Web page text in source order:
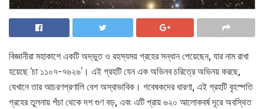
বিজ্ঞানীরা মহাকাশে একটি অদ্ভুত ও রহস্যময় গ্রহের সন্ধান পেয়েছেন, যার নাম রাখা
হয়েছে ‘চা ১১০৭-৭৬২৬’। এই গ্রহটি যেন এক অভিনব চরিত্রে অভিনয় করছে,
যেখানে তার আচরণপ্রণালি বেশ অস্বাভাবিক। গবেষকদের ধারণা, এই গ্রহটি বৃহস্পতি
গ্রহের তুলনায় পঁচা থেকে দশ গুণ বড়, এবং এটি প্রায় ৬২০ আলোকবর্ষ দূরে অবস্থিত